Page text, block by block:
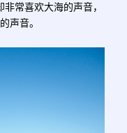
常喜欢大海的声音，
声音。